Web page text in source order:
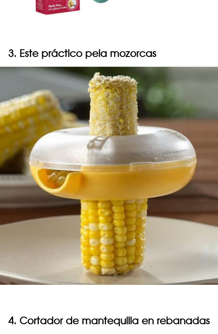
3. Este práctico pela mozorcas
4. Cortador de mantequilla en rebanadas